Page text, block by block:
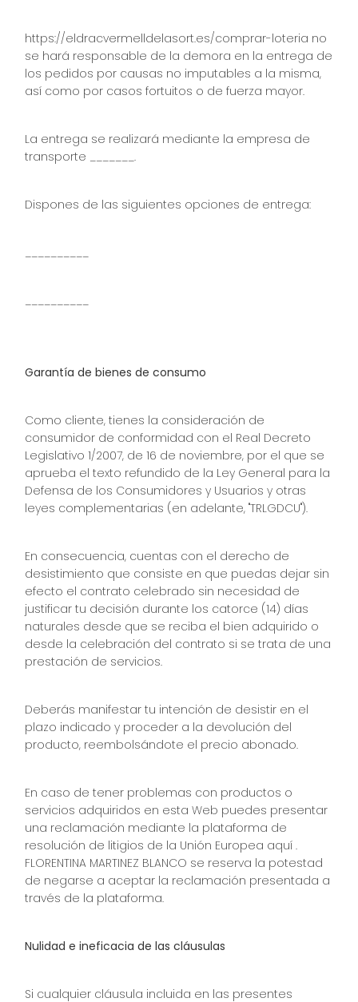
https://eldracvermelldelasort.es/comprar-loteria no
se hará responsable de la demora en la entrega de
los pedidos por causas no imputables a la misma,
así como por casos fortuitos o de fuerza mayor.
La entrega se realizará mediante la empresa de
transporte _______.
Dispones de las siguientes opciones de entrega:
__________
__________
Garantía de bienes de consumo
Como cliente, tienes la consideración de
consumidor de conformidad con el Real Decreto
Legislativo 1/2007, de 16 de noviembre, por el que se
aprueba el texto refundido de la Ley General para la
Defensa de los Consumidores y Usuarios y otras
leyes complementarias (en adelante, "TRLGDCU").
En consecuencia, cuentas con el derecho de
desistimiento que consiste en que puedas dejar sin
efecto el contrato celebrado sin necesidad de
justificar tu decisión durante los catorce (14) días
naturales desde que se reciba el bien adquirido o
desde la celebración del contrato si se trata de una
prestación de servicios.
Deberás manifestar tu intención de desistir en el
plazo indicado y proceder a la devolución del
producto, reembolsándote el precio abonado.
En caso de tener problemas con productos o
servicios adquiridos en esta Web puedes presentar
una reclamación mediante la plataforma de
resolución de litigios de la Unión Europea aquí .
FLORENTINA MARTINEZ BLANCO se reserva la potestad
de negarse a aceptar la reclamación presentada a
través de la plataforma.
Nulidad e ineficacia de las cláusulas
Si cualquier cláusula incluida en las presentes